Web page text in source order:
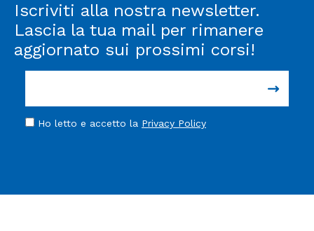
Iscriviti alla nostra newsletter.
Lascia la tua mail per rimanere
aggiornato sui prossimi corsi!
Ho letto e accetto la Privacy Policy